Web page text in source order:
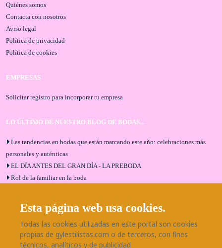
Quiénes somos
Contacta con nosotros
Aviso legal
Política de privacidad
Política de cookies
EMPRESAS
Solicitar registro para incorporar tu empresa
LO ÚLTIMO DE NUESTRO BLOG DE BODAS...
Las tendencias en bodas que están marcando este año: celebraciones más
personales y auténticas
EL DÍA ANTES DEL GRAN DÍA - LA PREBODA
Rol de la familiar en la boda
Bodas en Alhaurín de la Torre: entrevista exclusiva con Bodaeventos
Málaga
¿Cómo será tu boda?
Blog de bodas
Esta página web usa cookies.
Todas las cookies utilizadas en este portal son cookies
propias de gylestilistas.com o de terceros, con fines
técnicos, analíticos y de publicidad